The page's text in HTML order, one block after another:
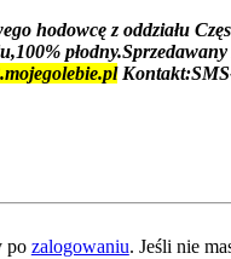
hodowcę z oddziału
po zalogowaniu. Jeśli nie